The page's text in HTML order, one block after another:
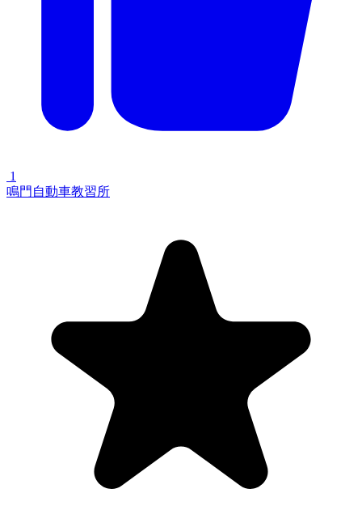
1
鳴門自動車教習所